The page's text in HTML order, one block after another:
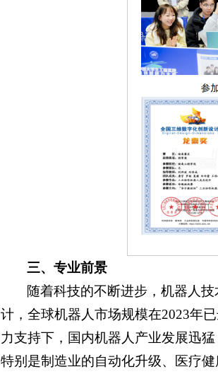
三、专业前景
随着科技的不断进步，机器人
计，全球机器人市场规模在2023年
力支持下，国内机器人产业发展迅
特别是制造业的自动化升级、医疗